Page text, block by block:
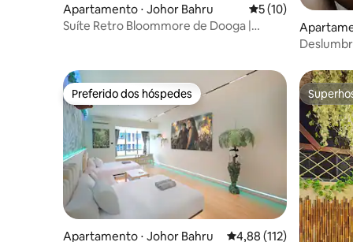
Apartamento ⋅ Johor Bahru 5 de uma
5 (10)
Suíte Retro Bloommore de Dooga |
Preferido dos hóspedes
Preferido dos hóspedes
Apartamento ⋅ Johor Bahru 4,88 de uma avaliação
4,88 (112)